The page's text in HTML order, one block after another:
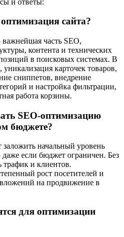
сайта?
часть SEO,
контента и технических
в поисковых системах. В
карточек товаров,
сниппетов, внедрение
и настройка фильтрации,
работа корзины.
SEO-оптимизацию
бюджете?
заложить начальный уровень
если бюджет ограничен. Без
трафик и клиентов.
рост посетителей и
на продвижение в
для оптимизации